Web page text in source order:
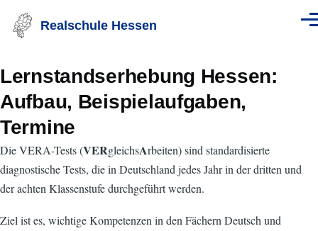
Realschule Hessen
Lernstandserhebung Hessen:
Aufbau, Beispielaufgaben,
Termine
Die VERA-Tests (VERgleichsArbeiten) sind standardisierte
diagnostische Tests, die in Deutschland jedes Jahr in der dritten und
der achten Klassenstufe durchgeführt werden.
Ziel ist es, wichtige Kompetenzen in den Fächern Deutsch und